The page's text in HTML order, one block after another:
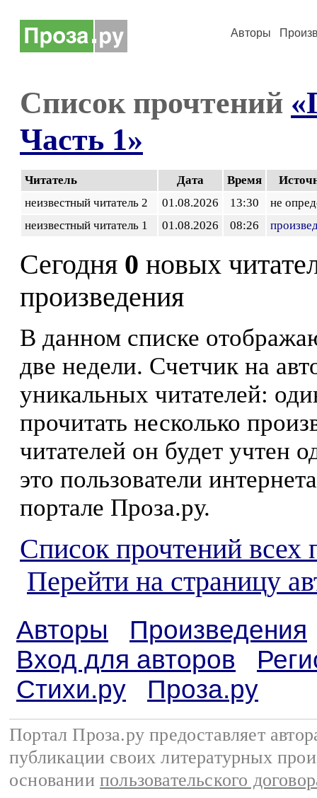
Авторы
Список прочтений
Часть 1»
Читатель Дата Время
неизвестный читатель 2
01.08.2026 13:30
не
неизвестный читатель 1
01.08.2026 08:26
Сегодня 0 новых
произведения
В данном списке
две недели. Счетчик на
уникальных читателей:
прочитать несколько
читателей он будет учтен
это пользователи
портале Проза.ру.
Список прочтений всех
Перейти на страницу
Авторы
Произведения
Вход для авторов
Стихи.ру
Проза.ру
Портал Проза.ру предоставляет
публикации своих литературных
основании пользовательского